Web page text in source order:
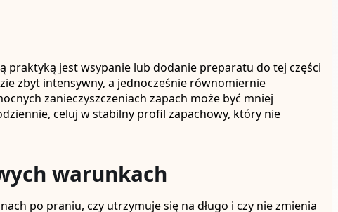
praktyką jest wsypanie lub dodanie preparatu do tej części
zbyt intensywny, a jednocześnie równomiernie
zanieczyszczeniach zapach może być mniej
celuj w stabilny profil zapachowy, który nie
warunkach
po praniu, czy utrzymuje się na długo i czy nie zmienia